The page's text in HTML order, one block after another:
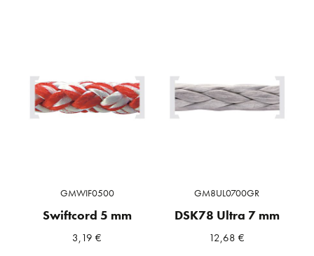
GMWIF0500
Swiftcord 5 mm
3,19€
GM8UL0700GR
DSK78 Ultra 7 mm
12,68€